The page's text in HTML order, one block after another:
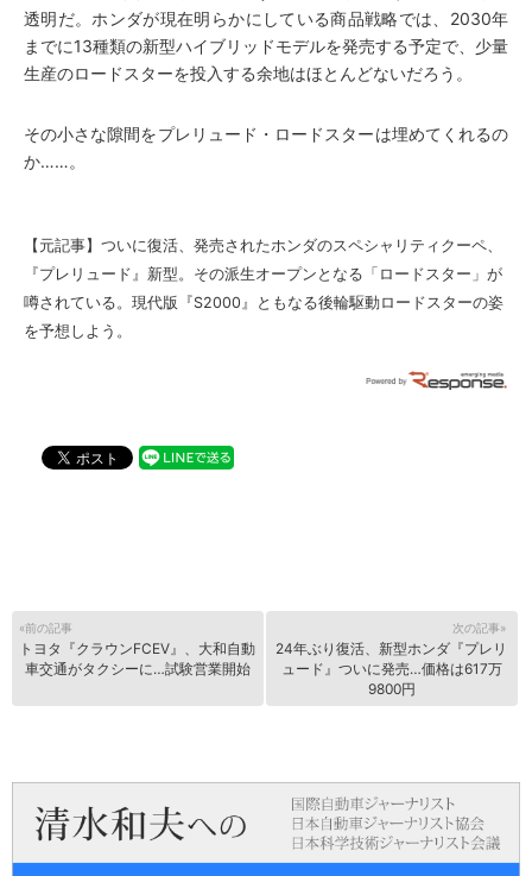
透明だ。ホンダが現在明らかにしている商品戦略では、2030年
までに13種類の新型ハイブリッドモデルを発売する予定で、少量
生産のロードスターを投入する余地はほとんどないだろう。
その小さな隙間をプレリュード・ロードスターは埋めてくれるの
か……。
【元記事】 ついに復活、発売されたホンダのスペシャリティクーペ、
『プレリュード』新型。その派生オープンとなる「ロードスター」が
噂されている。現代版『S2000』ともなる後輪駆動ロードスターの姿
を予想しよう。
«前の記事
トヨタ『クラウンFCEV』、大和自動
車交通がタクシーに…試験営業開始
次の記事»
24年ぶり復活、新型ホンダ『プレリ
ュード』ついに発売…価格は617万
9800円